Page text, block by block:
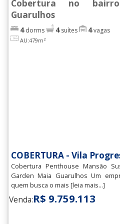
Vl. Augusta
Vl. Barros(3)
Vl. Endres (29)
Vl. Galvao (24)
Vl. Hulda(1)
Cobertura no
Guarulhos
4dorms 4suítes 4vagas
AU:479m²
COBERTURA - Vila
Cobertura Penthouse Mansão
Garden Maia Guarulhos Um
quem busca o mais [leia mais...]
Venda:R$ 9.759.113